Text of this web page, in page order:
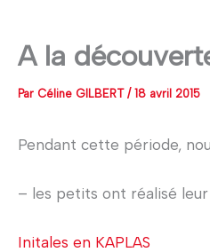
A la
Par Céline GILBERT / 18 avril 2015
Pendant cette période,
– les petits ont réalisé
Initales en KAPLAS